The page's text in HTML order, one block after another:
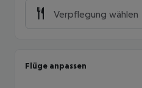
Verpflegung wählen
Flüge anpassen